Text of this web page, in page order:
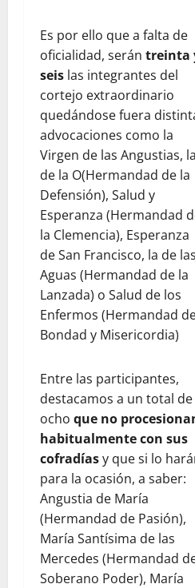
Es por ello que a falta de
oficialidad, serán treinta
seis las integrantes del
cortejo extraordinario
quedándose fuera
advocaciones como la
Virgen de las Angustias, la
de la O(Hermandad de la
Defensión), Salud y
Esperanza (Hermandad
la Clemencia), Esperanza
de San Francisco, la de las
Aguas (Hermandad de la
Lanzada) o Salud de los
Enfermos (Hermandad
Bondad y Misericordia)
Entre las participantes,
destacamos a un total de
ocho que no
habitualmente con sus
cofradíasy que si lo
para la ocasión, a saber:
Angustia de María
(Hermandad de Pasión),
María Santísima de las
Mercedes (Hermandad
Soberano Poder), María